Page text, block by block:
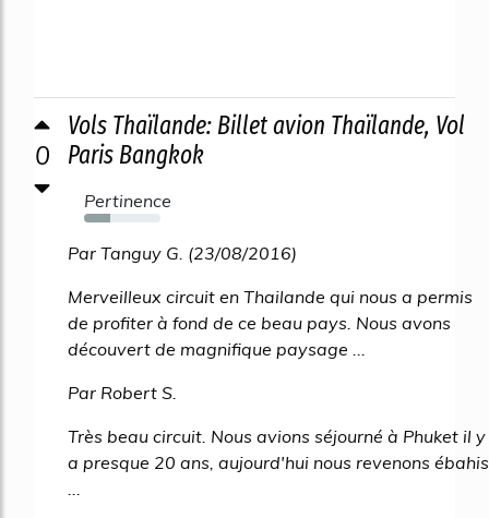
0
Vols Thaïlande: Billet avion Thaïlande, Vol
Paris Bangkok
Pertinence
34%
Par Tanguy G. (23/08/2016)
Merveilleux circuit en Thailande qui nous a permis
de profiter à fond de ce beau pays. Nous avons
découvert de magnifique paysage ...
Par Robert S.
Très beau circuit. Nous avions séjourné à Phuket il y
a presque 20 ans, aujourd'hui nous revenons ébahis